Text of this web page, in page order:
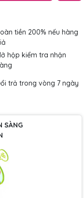
tiền 200% nếu hàng
hộp kiểm tra nhận
trả trong vòng 7 ngày
SÀNG